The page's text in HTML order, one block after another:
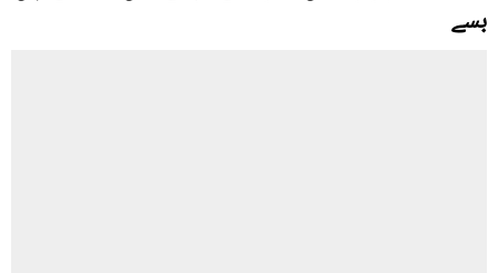
بسے